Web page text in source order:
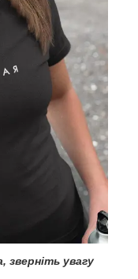
зверніть увагу